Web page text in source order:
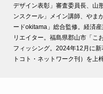
デザイン表彰」審査委員長、山
ンスクール」メイン講師、やま
ードokitama」総合監修。経済
リエイター。福島県郡山市「こ
フィッシング。2024年12月に
トコト・ネットワーク刊）を上梓